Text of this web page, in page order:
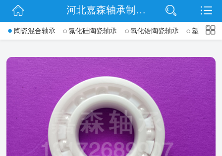
网站首页
信息动态
产品展示
扫码关注
联系我们
河北嘉森轴承制造有限公司
陶瓷混合轴承 氮化硅陶瓷轴承 氧化锆陶瓷轴承 塑料轴承